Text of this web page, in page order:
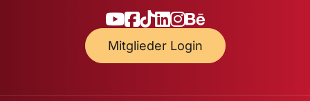
Mitglieder Login